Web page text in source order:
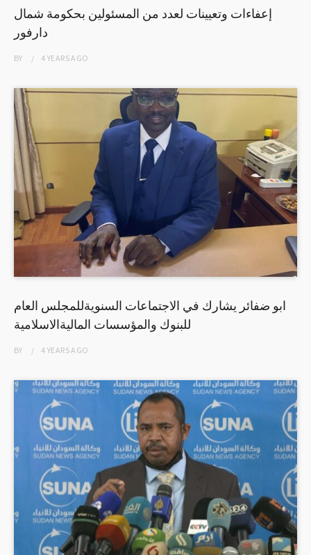
إعفاءات وتعيينات لعدد من المسئولين بحكومة شمال
دارفور
BY 4 YEARSAGO
ابو ضفائر يشارك في الاجتماعات السنويةللمجلس العام
للبنوك والمؤسسات الماليةالاسلامية
BY 4 YEARSAGO